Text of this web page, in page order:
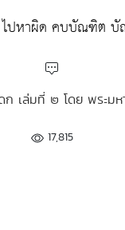
ไปหาผิด คบบัณฑิต
เล่มที่ ๒ โดย พระม
17,815